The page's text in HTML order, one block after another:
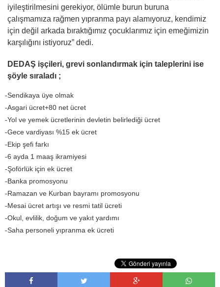
iyileştirilmesini gerekiyor, ölümle burun buruna
çalışmamıza rağmen yıpranma payı alamıyoruz, kendimiz
için değil arkada bıraktığımız çocuklarımız için emeğimizin
karşılığını istiyoruz” dedi.
DEDAŞ işçileri, grevi sonlandırmak için taleplerini ise
şöyle sıraladı ;
-Sendikaya üye olmak
-Asgari ücret+80 net ücret
-Yol ve yemek ücretlerinin devletin belirlediği ücret
-Gece vardiyası %15 ek ücret
-Ekip şefi farkı
-6 ayda 1 maaş ikramiyesi
-Şoförlük için ek ücret
-Banka promosyonu
-Ramazan ve Kurban bayramı promosyonu
-Mesai ücret artışı ve resmi tatil ücreti
-Okul, evlilik, doğum ve yakıt yardımı
-Saha personeli yıpranma ek ücreti